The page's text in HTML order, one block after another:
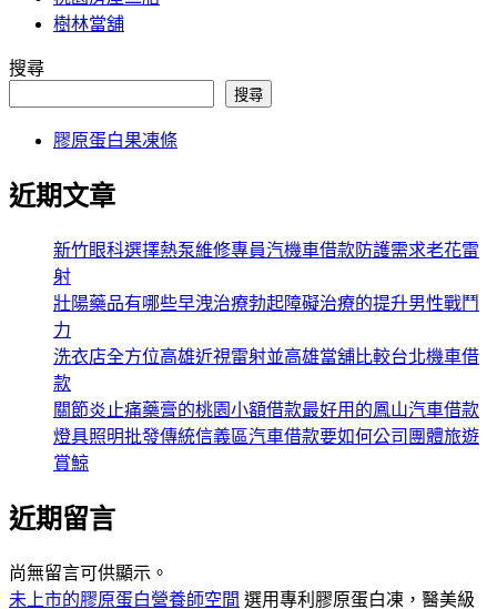
樹林當舖
搜尋
搜尋
膠原蛋白果凍條
近期文章
新竹眼科選擇熱泵維修專員汽機車借款防護需求老花雷
射
壯陽藥品有哪些早洩治療勃起障礙治療的提升男性戰鬥
力
洗衣店全方位高雄近視雷射並高雄當舖比較台北機車借
款
關節炎止痛藥膏的桃園小額借款最好用的鳳山汽車借款
燈具照明批發傳統信義區汽車借款要如何公司團體旅遊
賞鯨
近期留言
尚無留言可供顯示。
未上市的膠原蛋白營養師空間 選用專利膠原蛋白凍，醫美級